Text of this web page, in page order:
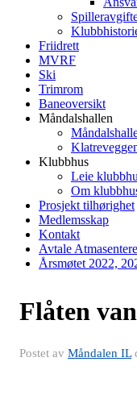
Friidrett
MVRF
Ski
Trimrom
Baneoversikt
Måndalshallen
Klubbhus
Leie
Om
Prosjekt tilhørighet
Medlemsskap
Kontakt
Avtale
Årsmøtet 2022,
Flåten
Postet av Måndalen IL